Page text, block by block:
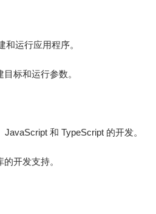
和运行应用程序。
标和运行参数。
和 TypeScript 的开发。
开发支持。